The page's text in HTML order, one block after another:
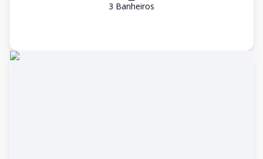
3 Banheiros